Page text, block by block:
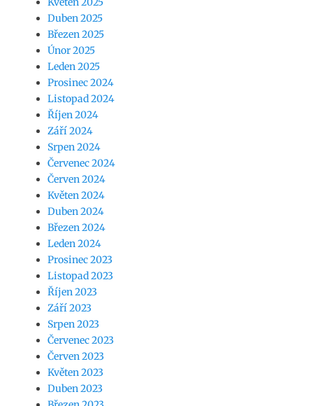
Duben 2025
Březen 2025
Únor 2025
Leden 2025
Prosinec 2024
Listopad 2024
Říjen 2024
Září 2024
Srpen 2024
Červenec 2024
Červen 2024
Květen 2024
Duben 2024
Březen 2024
Leden 2024
Prosinec 2023
Listopad 2023
Říjen 2023
Září 2023
Srpen 2023
Červenec 2023
Červen 2023
Květen 2023
Duben 2023